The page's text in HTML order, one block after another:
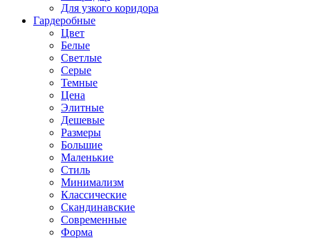
Для узкого коридора
Гардеробные
Цвет
Белые
Светлые
Серые
Темные
Цена
Элитные
Дешевые
Размеры
Большие
Маленькие
Стиль
Минимализм
Классические
Скандинавские
Современные
Форма